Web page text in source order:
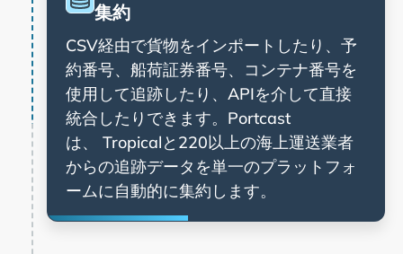
集約
CSV経由で貨物をインポートしたり、予
約番号、船荷証券番号、コンテナ番号を
使用して追跡したり、APIを介して直接
統合したりできます。Portcast
は、
と220以上の海上運送業者
からの追跡データを単一のプラットフォ
ームに自動的に集約します。